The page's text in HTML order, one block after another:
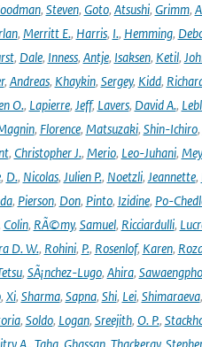
, Steven, Goto, Atsushi, Grimm,
, Merritt E., Harris, I., Hemming,
, Dale, Inness, Antje, Isaksen, Ketil,
, Andreas, Khaykin, Sergey, Kidd,
O., Lapierre, Jeff, Lavers, David A.,
, Florence, Matsuzaki, Shin-Ichiro,
, Christopher J., Merio, Leo-Juhani,
, D., Nicolas, Julien P., Noetzli, Jeannette,
, Pierson, Don, Pinto, Izidine, Po-
Colin, RÃ©my, Samuel, Ricciardulli,
D. W., Rohini, P., Rosenlof, Karen,
, SÃ¡nchez-Lugo, Ahira,
, Xi, Sharma, Sapna, Shi, Lei, Shimaraeva,
, Soldo, Logan, Sreejith, O. P.,